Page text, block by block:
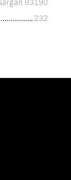
93190
232